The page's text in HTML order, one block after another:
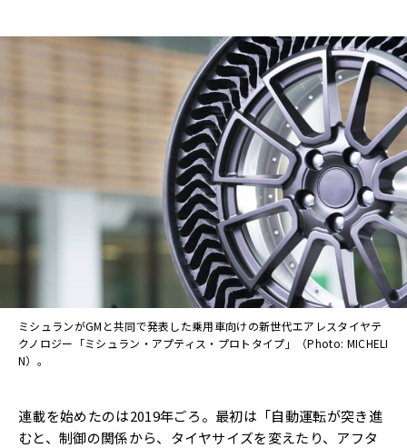
ミシュランがGMと共同で発表した乗用車向けの新世代エアレスタイヤテ
クノロジー「ミシュラン・アプティス・プロトタイプ」（Photo: MICHELI
N）。
連載を始めたのは2019年ごろ。最初は「自動運転が突き進
むと、制御の関係から、タイヤサイズを変えたり、アフタ